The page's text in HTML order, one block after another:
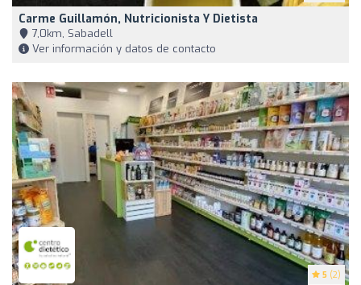
Carme Guillamón, Nutricionista Y Dietista
7,0km, Sabadell
Ver información y datos de contacto
5 (2)